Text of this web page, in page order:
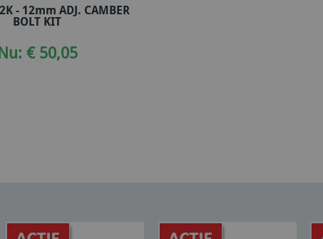
In winkelwagen
- 12mm ADJ. CAMBER
BOLT KIT
€ 50,05